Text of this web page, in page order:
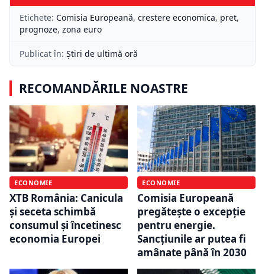
Etichete: Comisia Europeană, crestere economica, pret,
prognoze, zona euro
Publicat în: Știri de ultimă oră
RECOMANDĂRILE NOASTRE
ECONOMIE
XTB România: Canicula
și seceta schimbă
consumul și încetinesc
economia Europei
ECONOMIE
Comisia Europeană
pregătește o excepție
pentru energie.
Sancțiunile ar putea fi
amânate până în 2030